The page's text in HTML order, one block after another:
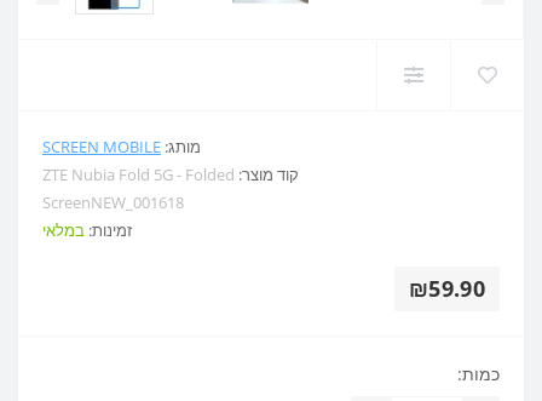
מותג: SCREEN MOBILE
קוד מוצר: ZTE Nubia Fold 5G - Folded
ScreenNEW_001618
זמינות: במלאי
₪59.90
כמות: